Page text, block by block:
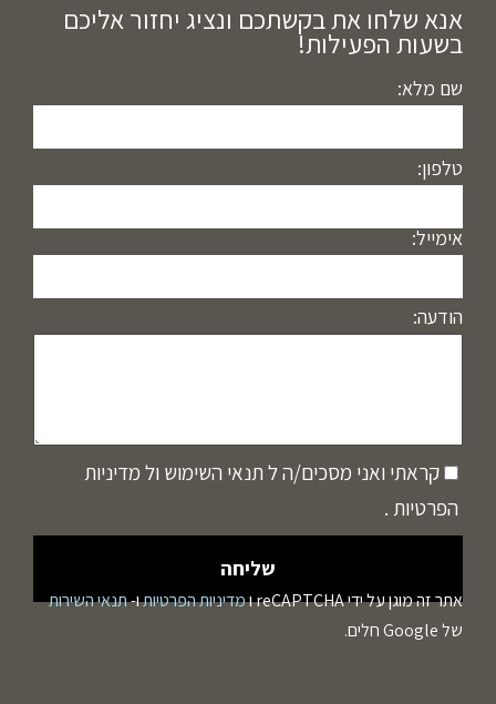
אנא שלחו את בקשתכם ונציג יחזור אליכם
בשעות הפעילות!
שם מלא:
טלפון:
אימייל:
הודעה:
קראתי ואני מסכים/ה ל תנאי השימוש ול מדיניות
הפרטיות .
אתר זה מוגן על ידי reCAPTCHA ו מדיניות הפרטיותו-תנאי השירות
של Google חלים.